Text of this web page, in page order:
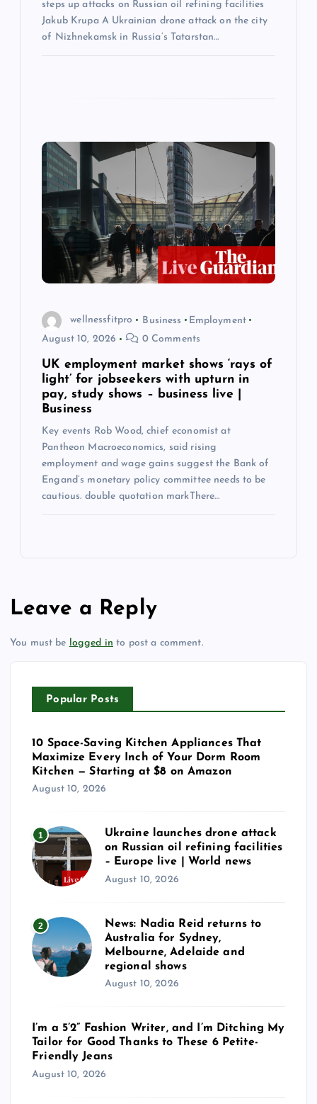
steps up attacks on Russian oil refining facilities
Jakub Krupa A Ukrainian drone attack on the city
of Nizhnekamsk in Russia’s Tatarstan…
wellnessfitpro Business
Employment
August 10, 2026
0 Comments
UK employment market shows ‘rays of
light’ for jobseekers with upturn in
pay, study shows – business live |
Business
Key events Rob Wood, chief economist at
Pantheon Macroeconomics, said rising
employment and wage gains suggest the Bank of
Engand’s monetary policy committee needs to be
cautious. double quotation markThere…
Leave a Reply
You must be logged in to post a comment.
Popular Posts
10 Space-Saving Kitchen Appliances That
Maximize Every Inch of Your Dorm Room
Kitchen — Starting at $8 on Amazon
August 10, 2026
1
Ukraine launches drone attack
on Russian oil refining facilities
– Europe live | World news
August 10, 2026
2
News: Nadia Reid returns to
Australia for Sydney,
Melbourne, Adelaide and
regional shows
August 10, 2026
I’m a 5’2” Fashion Writer, and I’m Ditching My
Tailor for Good Thanks to These 6 Petite-
Friendly Jeans
August 10, 2026